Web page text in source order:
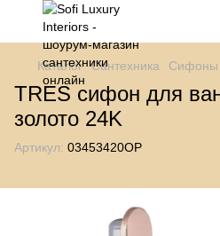
Каталог Сантехника Сифоны
TRES сифон для
золото 24K
Артикул: 03453420OP